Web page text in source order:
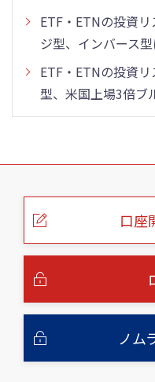
ETF・ETNの投資
ジ型、インバース
ETF・ETNの投資
型、米国上場3倍ブ
こ
口座
ノム